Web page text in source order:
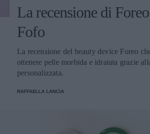
La recensione di
Fofo
La recensione del beauty device Foreo
ottenere pelle morbida e idratata grazie
personalizzata.
RAFFAELLA LANCIA